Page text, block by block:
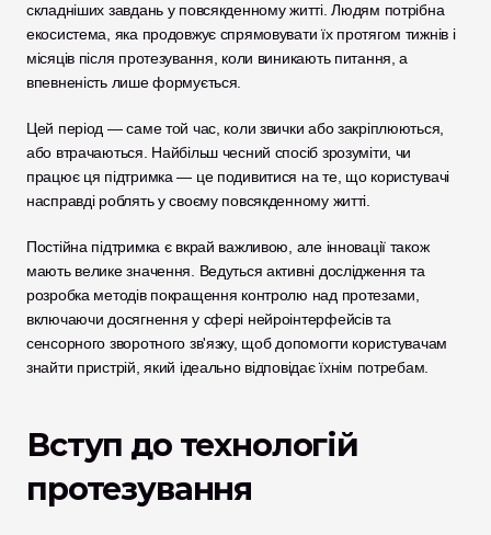
складніших завдань у повсякденному житті. Людям потрібна
екосистема, яка продовжує спрямовувати їх протягом тижнів і
місяців після протезування, коли виникають питання, а
впевненість лише формується.
Цей період — саме той час, коли звички або закріплюються,
або втрачаються. Найбільш чесний спосіб зрозуміти, чи
працює ця підтримка — це подивитися на те, що користувачі
насправді роблять у своєму повсякденному житті.
Постійна підтримка є вкрай важливою, але інновації також
мають велике значення. Ведуться активні дослідження та
розробка методів покращення контролю над протезами,
включаючи досягнення у сфері нейроінтерфейсів та
сенсорного зворотного зв'язку, щоб допомогти користувачам
знайти пристрій, який ідеально відповідає їхнім потребам.
Вступ до технологій
протезування